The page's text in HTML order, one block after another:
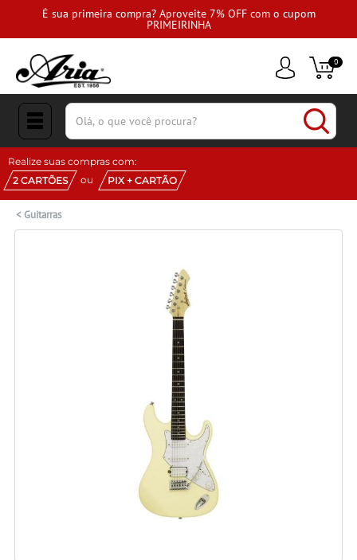
É sua primeira compra? Aproveite 7% OFF com o cupom
PRIMEIRINHA
0
(pesquisar)
Realize suas compras com:
2 CARTÕES
ou PIX + CARTÃO
<Guitarras